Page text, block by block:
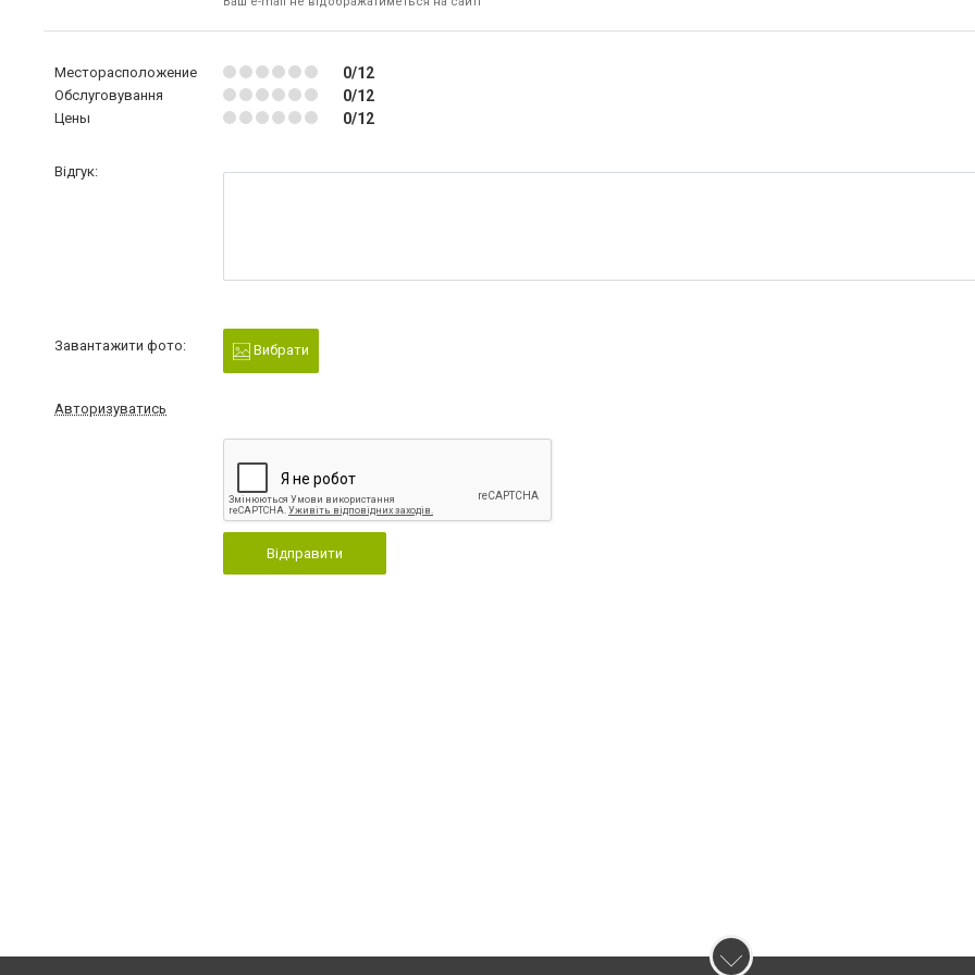
Месторасположение 0/12
Обслуговування 0/12
Цены 0/12
Відгук:
Завантажити фото: Вибрати
Авторизуватись
Відправити